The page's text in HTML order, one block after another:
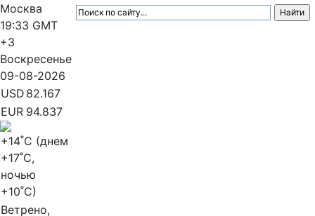
Москва
19:33 GMT
+3
Воскресенье
09-08-2026
USD 82.167
EUR 94.837
+14˚C (днем
+17˚C,
ночью
+10˚C)
Ветрено,